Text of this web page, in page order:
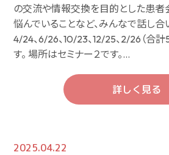
の交流や情報交換を目的とした患者
悩んでいることなど、みんなで話し合
4/24、6/26、10/23、12/25、2/26（合
す。 場所はセミナー２です。…
詳しく見る
2025.04.22